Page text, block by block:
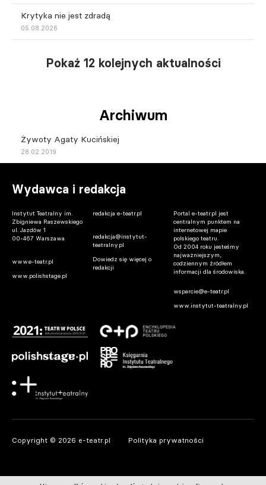
Krytyka nie jest zdradą
05.08.2026
Pokaż 12 kolejnych aktualności
Archiwum
Żywoty Agaty Kucińskiej
28.02.2019
Wydawca i redakcja
Instytut Teatralny im.
Zbigniewa Raszewskiego
ul. Jazdów 1
00-467 Warszawa
www.e-teatr.pl
www.polishstage.pl
redakcja e-teatr.pl
redakcja@instytut-
teatralny.pl
Dowiedz się więcej o
redakcji
Portal e-teatr.pl jest
centralnym punktem na
internetowej mapie
polskiego teatru.
Od 2004 roku jesteśmy
najważniejszym,
codziennym źródłem
informacji dla środowiska.
wsparcie@e-teatr.pl
www.instytut-teatralny.pl
Copyright © 2026 e-teatr.pl Polityka prywatności